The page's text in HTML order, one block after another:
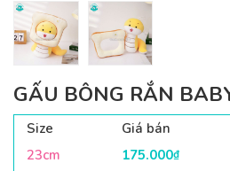
GẤU BÔNG RẮN
Size Giá bán
23cm
175.000₫